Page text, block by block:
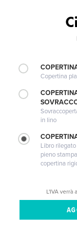
Copertina
in lino
Libro
pieno
copertina
L'IVA verrà